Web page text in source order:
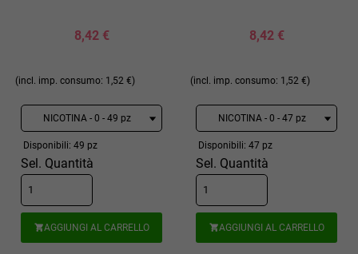
8,42 €
(incl. imp. consumo: 1,52 €)
Disponibili: 49 pz
Sel. Quantità
AGGIUNGI AL CARRELLO
8,42 €
(incl. imp. consumo: 1,52 €)
Disponibili: 47 pz
Sel. Quantità
AGGIUNGI AL CARRELLO